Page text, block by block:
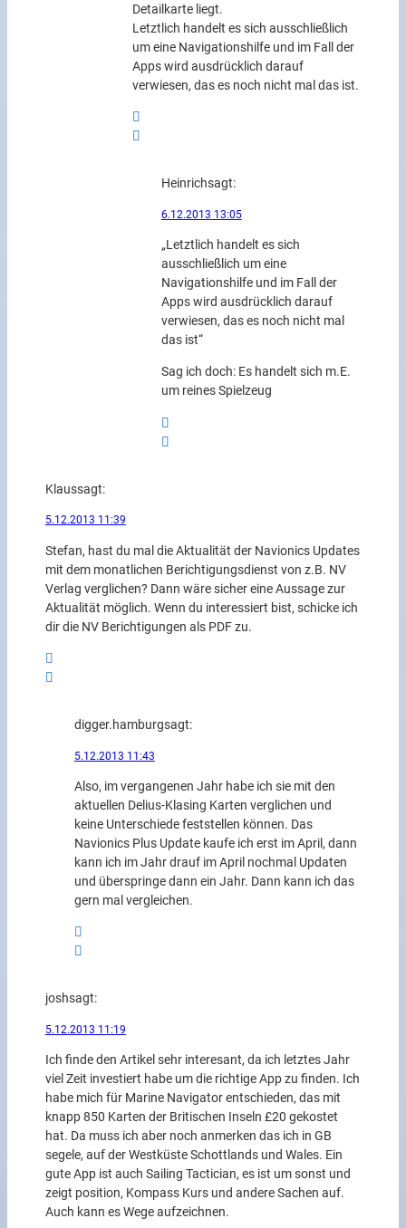
Detailkarte liegt.
Letztlich handelt es sich ausschließlich
um eine Navigationshilfe und im Fall der
Apps wird ausdrücklich darauf
verwiesen, das es noch nicht mal das ist.
Heinrichsagt:
6.12.2013 13:05
„Letztlich handelt es sich
ausschließlich um eine
Navigationshilfe und im Fall der
Apps wird ausdrücklich darauf
verwiesen, das es noch nicht mal
das ist“
Sag ich doch: Es handelt sich m.E.
um reines Spielzeug
Klaussagt:
5.12.2013 11:39
Stefan, hast du mal die Aktualität der Navionics Updates
mit dem monatlichen Berichtigungsdienst von z.B. NV
Verlag verglichen? Dann wäre sicher eine Aussage zur
Aktualität möglich. Wenn du interessiert bist, schicke ich
dir die NV Berichtigungen als PDF zu.
digger.hamburgsagt:
5.12.2013 11:43
Also, im vergangenen Jahr habe ich sie mit den
aktuellen Delius-Klasing Karten verglichen und
keine Unterschiede feststellen können. Das
Navionics Plus Update kaufe ich erst im April, dann
kann ich im Jahr drauf im April nochmal Updaten
und überspringe dann ein Jahr. Dann kann ich das
gern mal vergleichen.
joshsagt:
5.12.2013 11:19
Ich finde den Artikel sehr interesant, da ich letztes Jahr
viel Zeit investiert habe um die richtige App zu finden. Ich
habe mich für Marine Navigator entschieden, das mit
knapp 850 Karten der Britischen Inseln £20 gekostet
hat. Da muss ich aber noch anmerken das ich in GB
segele, auf der Westküste Schottlands und Wales. Ein
gute App ist auch Sailing Tactician, es ist um sonst und
zeigt position, Kompass Kurs und andere Sachen auf.
Auch kann es Wege aufzeichnen.